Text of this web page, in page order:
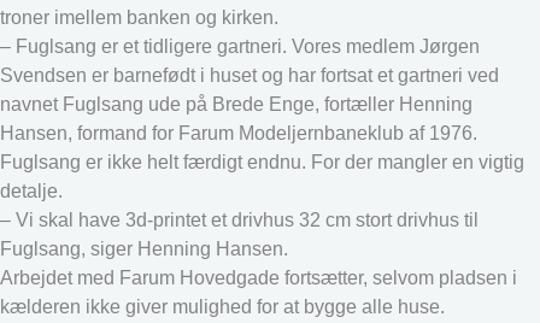
troner imellem banken og kirken.
– Fuglsang er et tidligere gartneri. Vores medlem Jørgen
Svendsen er barnefødt i huset og har fortsat et gartneri ved
navnet Fuglsang ude på Brede Enge, fortæller Henning
Hansen, formand for Farum Modeljernbaneklub af 1976.
Fuglsang er ikke helt færdigt endnu. For der mangler en vigtig
detalje.
– Vi skal have 3d-printet et drivhus 32 cm stort drivhus til
Fuglsang, siger Henning Hansen.
Arbejdet med Farum Hovedgade fortsætter, selvom pladsen i
kælderen ikke giver mulighed for at bygge alle huse.